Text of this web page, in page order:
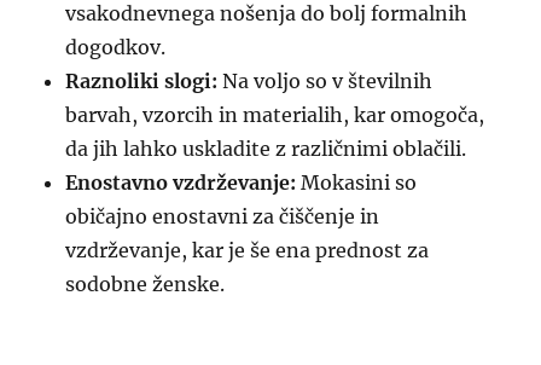
vsakodnevnega nošenja do bolj formalnih
dogodkov.
Raznoliki slogi: Na voljo so v številnih
barvah, vzorcih in materialih, kar omogoča,
da jih lahko uskladite z različnimi oblačili.
Enostavno vzdrževanje: Mokasini so
običajno enostavni za čiščenje in
vzdrževanje, kar je še ena prednost za
sodobne ženske.